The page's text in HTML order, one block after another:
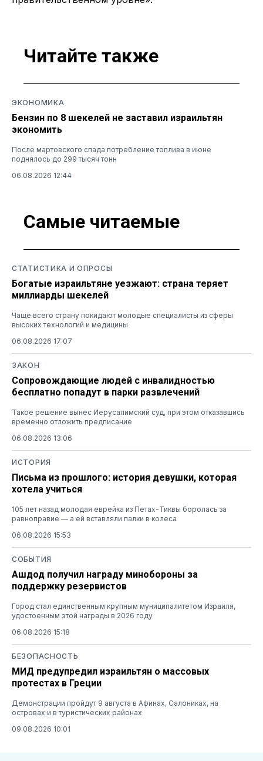
Читайте также
ЭКОНОМИКА
Бензин по 8 шекелей не заставил израильтян
экономить
После мартовского спада потребление топлива в июне
поднялось до 299 тысяч тонн
06.08.2026 12:44
Самые читаемые
СТАТИСТИКА И ОПРОСЫ
Богатые израильтяне уезжают: страна теряет
миллиарды шекелей
Чаще всего страну покидают молодые специалисты из сферы
высоких технологий и медицины
06.08.2026 17:07
ЗАКОН
Сопровождающие людей с инвалидностью
бесплатно попадут в парки развлечений
Такое решение вынес Иерусалимский суд, при этом отказавшись
временно отложить предписание
06.08.2026 13:06
ИСТОРИЯ
Письма из прошлого: история девушки, которая
хотела учиться
105 лет назад молодая еврейка из Петах-Тиквы боролась за
равноправие — а ей вставляли палки в колеса
06.08.2026 15:53
СОБЫТИЯ
Ашдод получил награду минобороны за
поддержку резервистов
Город стал единственным крупным муниципалитетом Израиля,
удостоенным этой награды в 2026 году
06.08.2026 15:18
БЕЗОПАСНОСТЬ
МИД предупредил израильтян о массовых
протестах в Греции
Демонстрации пройдут 9 августа в Афинах, Салониках, на
островах и в туристических районах
09.08.2026 10:01